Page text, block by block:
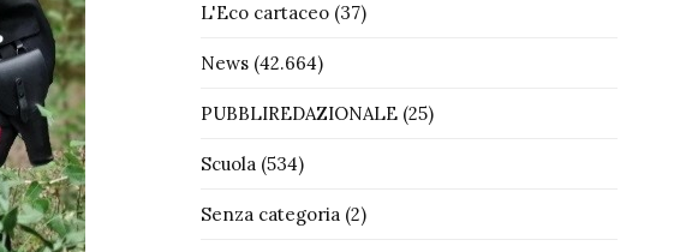
L'Eco cartaceo(37)
News(42.664)
PUBBLIREDAZIONALE(25)
Scuola(534)
Senza categoria(2)